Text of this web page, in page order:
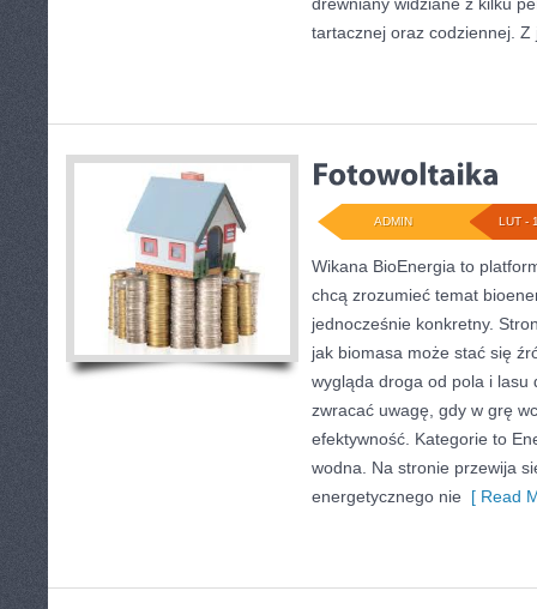
tartacznej oraz codziennej. Z
LUT -
ADMIN
Wikana BioEnergia to
chcą zrozumieć temat
jednocześnie konkretny.
jak biomasa może stać się
wygląda droga od pola i lasu
zwracać uwagę, gdy w grę
efektywność. Kategorie to
wodna. Na stronie przewija
energetycznego nie [ Read